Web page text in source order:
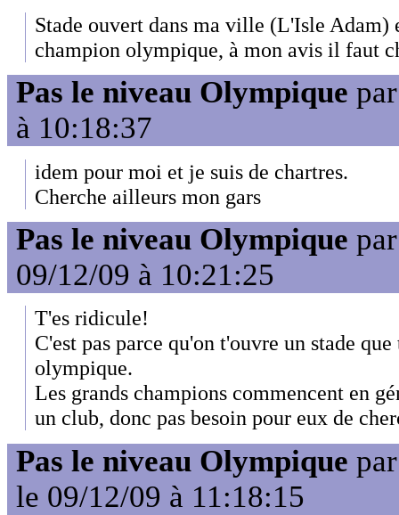
Stade ouvert dans ma ville (L'Isle Adam)
champion olympique, à mon avis il faut
Pas le niveau Olympique
à 10:18:37
idem pour moi et je suis de chartres.
Cherche ailleurs mon gars
Pas le niveau Olympique
09/12/09 à 10:21:25
T'es ridicule!
C'est pas parce qu'on t'ouvre un stade
olympique.
Les grands champions commencent en
un club, donc pas besoin pour eux de
Pas le niveau Olympique
le 09/12/09 à 11:18:15